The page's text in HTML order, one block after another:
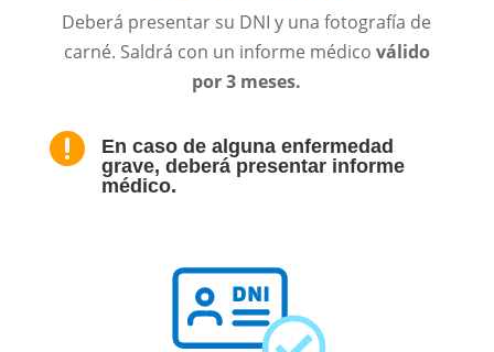
Deberá presentar su DNI y una fotografía de
carné. Saldrá con un informe médico válido
por 3 meses.

En caso de alguna enfermedad
grave, deberá presentar informe
médico.